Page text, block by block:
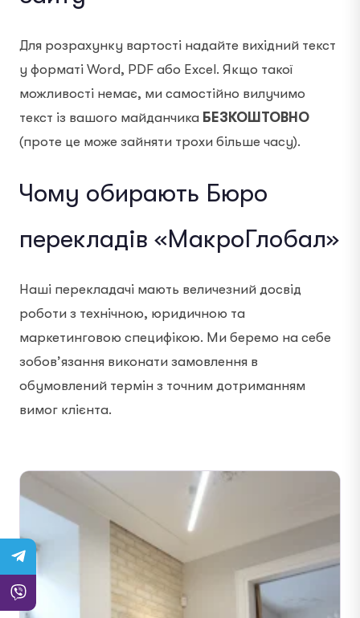
Для розрахунку вартості надайте вихідний текст
у форматі Word, PDF або Excel. Якщо такої
можливості немає, ми самостійно вилучимо
текст із вашого майданчика БЕЗКОШТОВНО
(проте це може зайняти трохи більше часу).
Чому обирають Бюро
перекладів «МакроГлобал»
Наші перекладачі мають величезний досвід
роботи з технічною, юридичною та
маркетинговою специфікою. Ми беремо на себе
зобов’язання виконати замовлення в
обумовлений термін з точним дотриманням
вимог клієнта.